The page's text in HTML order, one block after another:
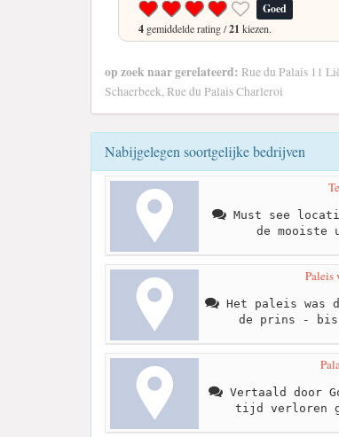
Goed
4 gemiddelde rating /21 kiezen.
op zoek naar gerelateerd: Rue du Palais 11
Schaerbeek, Rue du Palais Charleroi
Nabijgelegen soortgelijke bedrijven
Must see
de mooiste
Paleis
Het paleis was
de prins -
Vertaald door
tijd verloren